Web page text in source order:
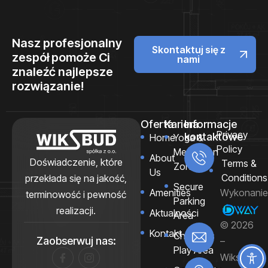
Nasz profesjonalny
zespół pomoże Ci
znaleźć najlepsze
rozwiązanie!
Skontaktuj się z
nami
Doświadczenie, które
przekłada się na jakość,
terminowość i pewność
realizacji.
Zaobserwuj nas:
Oferta
Home
About
Us
Amenities
Aktualności
Kontakt
Kariera
Yoga &
Meditation
Zone
Secure
Parking
Area
Children’s
Play Area
Informacje
kontaktowe
Numer
telefonu
+48 54
287 32
72
Adres e-
© 2026
–
Wiksbud
Privacy
Policy
Terms &
Conditions